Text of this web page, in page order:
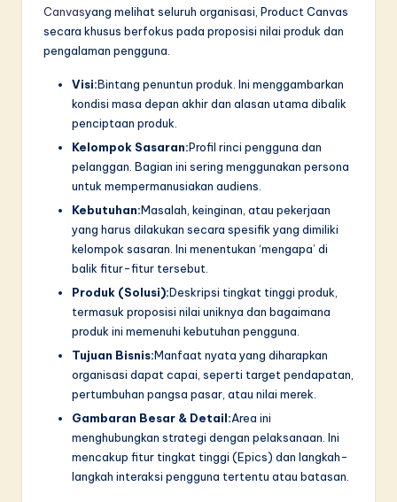
Canvasyang melihat seluruh organisasi, Product Canvas
secara khusus berfokus pada proposisi nilai produk dan
pengalaman pengguna.
Visi:Bintang penuntun produk. Ini menggambarkan
kondisi masa depan akhir dan alasan utama dibalik
penciptaan produk.
Kelompok Sasaran:Profil rinci pengguna dan
pelanggan. Bagian ini sering menggunakan persona
untuk mempermanusiakan audiens.
Kebutuhan:Masalah, keinginan, atau pekerjaan
yang harus dilakukan secara spesifik yang dimiliki
kelompok sasaran. Ini menentukan ‘mengapa’ di
balik fitur-fitur tersebut.
Produk (Solusi):Deskripsi tingkat tinggi produk,
termasuk proposisi nilai uniknya dan bagaimana
produk ini memenuhi kebutuhan pengguna.
Tujuan Bisnis:Manfaat nyata yang diharapkan
organisasi dapat capai, seperti target pendapatan,
pertumbuhan pangsa pasar, atau nilai merek.
Gambaran Besar & Detail:Area ini
menghubungkan strategi dengan pelaksanaan. Ini
mencakup fitur tingkat tinggi (Epics) dan langkah-
langkah interaksi pengguna tertentu atau batasan.